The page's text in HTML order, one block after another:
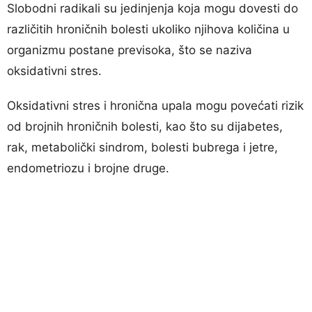
Slobodni radikali su jedinjenja koja mogu dovesti do
različitih hroničnih bolesti ukoliko njihova količina u
organizmu postane previsoka, što se naziva
oksidativni stres.
Oksidativni stres i hronična upala mogu povećati rizik
od brojnih hroničnih bolesti, kao što su dijabetes,
rak, metabolički sindrom, bolesti bubrega i jetre,
endometriozu i brojne druge.